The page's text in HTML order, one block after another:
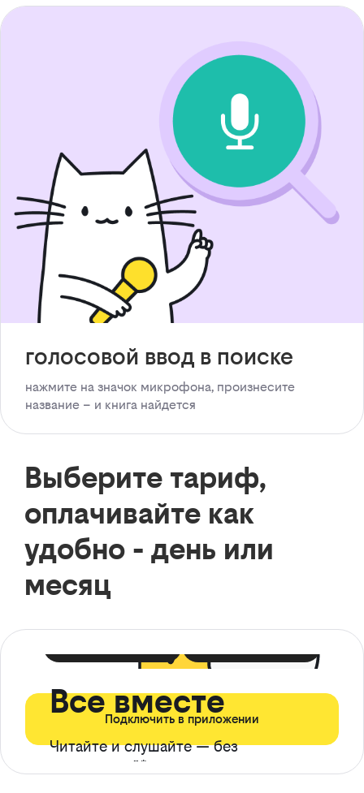
голосовой ввод в поиске
нажмите на значок микрофона, произнесите
название – и книга найдется
Выберите тариф,
оплачивайте как
удобно - день или
месяц
Все вместе
Читайте и слушайте — без
ограничений*
Подключить в приложении